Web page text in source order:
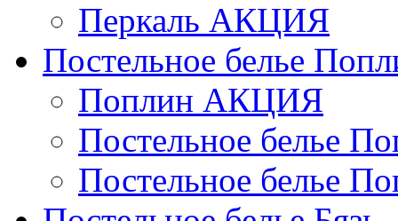
Перкаль АКЦИЯ
Постельное белье
Поплин АКЦИЯ
Постельное белье
Постельное белье